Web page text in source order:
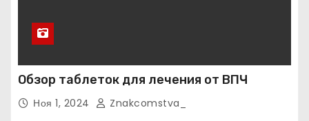
Обзор таблеток для лечения от ВПЧ
Ноя 1, 2024 Znakcomstva_